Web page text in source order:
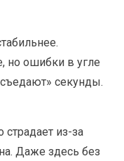
но ошибки в угле
секунды.
страдает из-за
Даже здесь без